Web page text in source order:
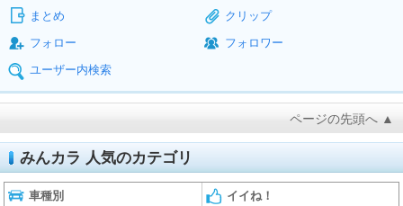
まとめ
クリップ
フォロー
フォロワー
ユーザー内検索
ページの先頭へ ▲
みんカラ 人気のカテゴリ
車種別 イイね！